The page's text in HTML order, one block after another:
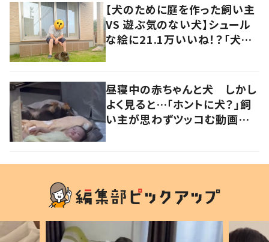
【犬のために庭を作った飼い主
VS 遊ぶ気のない犬】シュール
な絵に21.1万いいね！？「犬の
昼寝中の赤ちゃんと犬 しかし
よく見ると…「ホントに犬？」飼
い主が思わずツッコむ動画に